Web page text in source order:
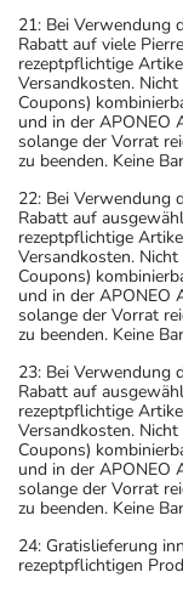
21: Bei Verwendung
Rabatt auf viele
rezeptpflichtige
Versandkosten.
Coupons)
und in der APONEO
solange der Vorrat
zu beenden. Keine
22: Bei Verwendung
Rabatt auf
rezeptpflichtige
Versandkosten.
Coupons)
und in der APONEO
solange der Vorrat
zu beenden. Keine
23: Bei Verwendung
Rabatt auf
rezeptpflichtige
Versandkosten.
Coupons)
und in der APONEO
solange der Vorrat
zu beenden. Keine
24: Gratislieferung
rezeptpflichtigen